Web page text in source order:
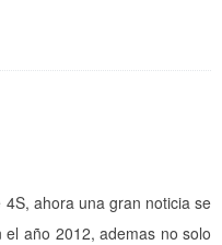
ahora una gran noticia se
año 2012, ademas no solo